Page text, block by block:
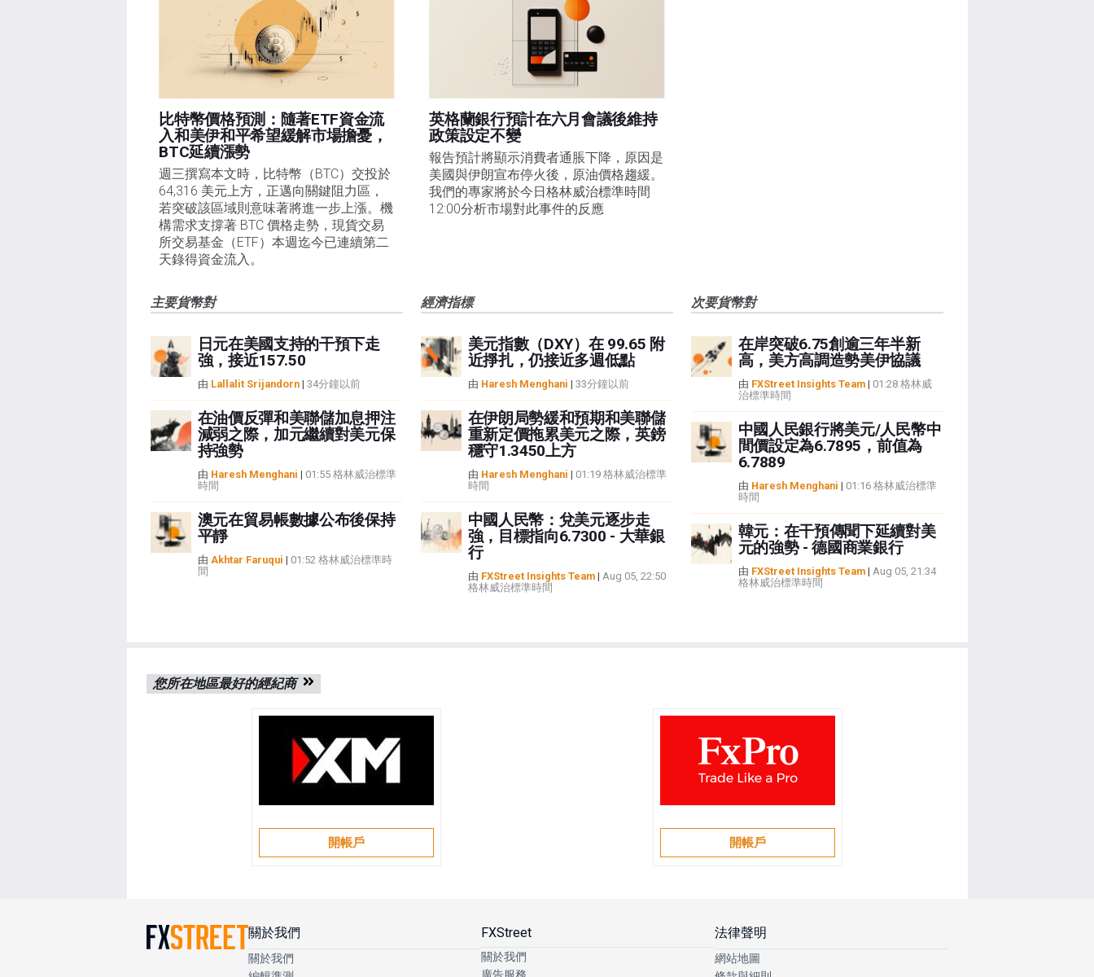
比特幣價格預測：隨著ETF資金流
入和美伊和平希望緩解市場擔憂，
BTC延續漲勢
週三撰寫本文時，比特幣（BTC）交投於
64,316 美元上方，正邁向關鍵阻力區，
若突破該區域則意味著將進一步上漲。機
構需求支撐著 BTC 價格走勢，現貨交易
所交易基金（ETF）本週迄今已連續第二
天錄得資金流入。
英格蘭銀行預計在六月會議後維持
政策設定不變
報告預計將顯示消費者通脹下降，原因是
美國與伊朗宣布停火後，原油價格趨緩。
我們的專家將於今日格林威治標準時間
12:00分析市場對此事件的反應
主要貨幣對
日元在美國支持的干預下走
強，接近157.50
由 Lallalit Srijandorn| 34分鐘以前
在油價反彈和美聯儲加息押注
減弱之際，加元繼續對美元保
持強勢
由 Haresh Menghani | 01:55 格林威治標準
時間
澳元在貿易帳數據公布後保持
平靜
由 Akhtar Faruqui | 01:52 格林威治標準時
間
經濟指標
美元指數（DXY）在 99.65 附
近掙扎，仍接近多週低點
由 Haresh Menghani | 33分鐘以前
在伊朗局勢緩和預期和美聯儲
重新定價拖累美元之際，英鎊
穩守1.3450上方
由 Haresh Menghani | 01:19 格林威治標準
時間
中國人民幣：兌美元逐步走
強，目標指向6.7300 - 大華銀
行
由 FXStreet Insights Team| Aug 05, 22:50
格林威治標準時間
次要貨幣對
在岸突破6.75創逾三年半新
高，美方高調造勢美伊協議
由 FXStreet Insights Team| 01:28 格林威
治標準時間
中國人民銀行將美元/人民幣中
間價設定為6.7895，前值為
6.7889
由 Haresh Menghani | 01:16 格林威治標準
時間
韓元：在干預傳聞下延續對美
元的強勢 - 德國商業銀行
由 FXStreet Insights Team| Aug 05, 21:34
格林威治標準時間
您所在地區最好的經紀商
開帳戶 開帳戶
關於我們
關於我們
FXStreet
關於我們
法律聲明
網站地圖